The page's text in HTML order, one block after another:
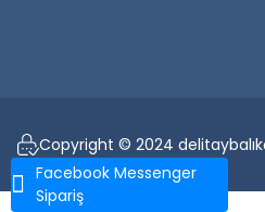
Facebook Messenger
Sipariş
Copyright © 2024